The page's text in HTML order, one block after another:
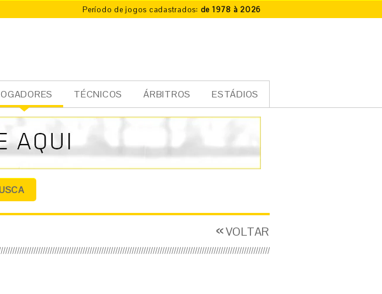
Período de jogos cadastrados: de 1978 à 2026
TÉCNICOS ÁRBITROS ESTÁDIOS
cia
l
VOLTAR